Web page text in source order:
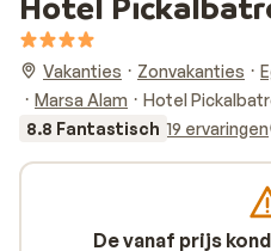
Vakanties Zonvakanties
Marsa Alam
Hotel
8.8 Fantastisch 19 ervaringen
De vanaf prijs